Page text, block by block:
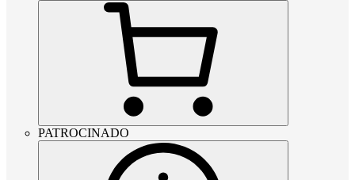
PATROCINADO